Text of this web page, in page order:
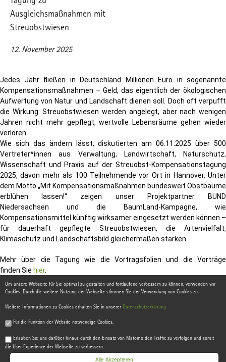
Um unsere Webseite für Sie optimal zu gestalten und fortlaufend verbessern zu können, verwenden wir
Cookies. Durch die weitere Nutzung der Webseite stimmen Sie der Verwendung von Cookies zu.
Weitere Informationen zu Cookies erhalten Sie in unserer Datenschutzerklärung
Für die Funktion der Website notwendige Cookies.
Erlauben Sie uns darüber hinaus durch den Einsatz von Matomo den Traffic zu verfolgen und somit
die User Experience der Webseite zu verbessern.
Alle Akzeptieren
Ausgleichsmaßnahmen mit
Streuobstwiesen
12. November 2025
Jedes Jahr fließen in Deutschland Millionen Euro in sogenannte
Kompensationsmaßnahmen – Geld, das eigentlich der ökologischen
Aufwertung von Natur und Landschaft dienen soll. Doch oft verpufft
die Wirkung: Streuobstwiesen werden angelegt, aber nach wenigen
Jahren nicht mehr gepflegt, wertvolle Lebensräume gehen wieder
verloren.
Wie sich das ändern lässt, diskutierten am 06.11.2025 über 500
Vertreter*innen aus Verwaltung, Landwirtschaft, Naturschutz,
Wissenschaft und Praxis auf der Streuobst-Kompensationstagung
2025, davon mehr als 100 Teilnehmende vor Ort in Hannover. Unter
dem Motto „Mit Kompensationsmaßnahmen bundesweit Obstbäume
erblühen lassen!“ zeigen unser Projektpartner BUND
Niedersachsen und die BaumLand-Kampagne, wie
Kompensationsmittel künftig wirksamer eingesetzt werden können –
für dauerhaft gepflegte Streuobstwiesen, die Artenvielfalt,
Klimaschutz und Landschaftsbild gleichermaßen stärken.
Mehr über die Tagung wie die Vortragsfolien und die Vorträge
finden Sie hier.
© 2021, HannoverIP SYSCON